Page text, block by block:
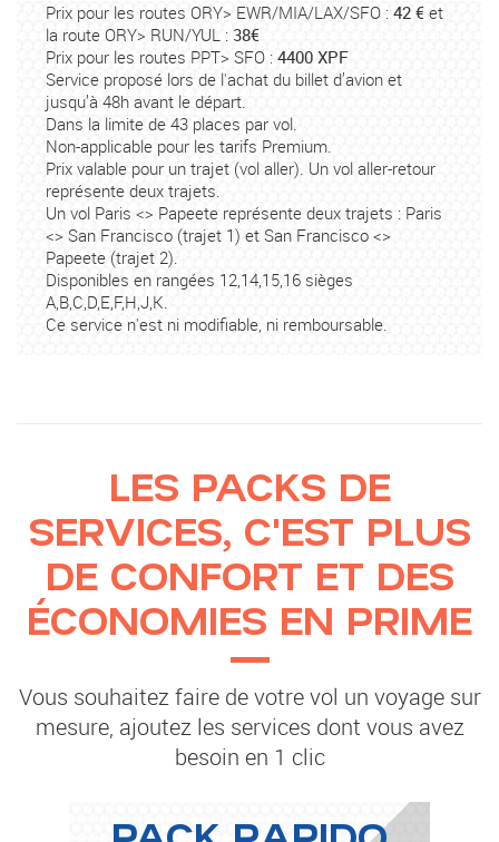
Prix pour les routes ORY> EWR/MIA/LAX/SFO :42 €et
la route ORY> RUN/YUL : 38€
Prix pour les routes PPT> SFO :4400 XPF
Service proposé lors de l'achat du billet d’avion et
jusqu’à 48h avant le départ.
Dans la limite de 43 places par vol.
Non-applicable pour les tarifs Premium.
Prix valable pour un trajet (vol aller). Un vol aller-retour
représente deux trajets.
Un vol Paris <> Papeete représente deux trajets : Paris
<> San Francisco (trajet 1) et San Francisco <>
Papeete (trajet 2).
Disponibles en rangées 12,14,15,16 sièges
A,B,C,D,E,F,H,J,K.
Ce service n'est ni modifiable, ni remboursable.
LES PACKS DE
SERVICES, C'EST PLUS
DE CONFORT ET DES
ÉCONOMIES EN PRIME
Vous souhaitez faire de votre vol un voyage sur
mesure, ajoutez les services dont vous avez
besoin en 1 clic